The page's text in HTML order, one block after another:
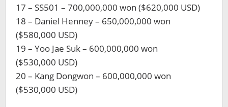
17 – SS501 – 700,000,000 won ($620,000 USD)
18 – Daniel Henney – 650,000,000 won
($580,000 USD)
19 – Yoo Jae Suk – 600,000,000 won
($530,000 USD)
20 – Kang Dongwon – 600,000,000 won
($530,000 USD)